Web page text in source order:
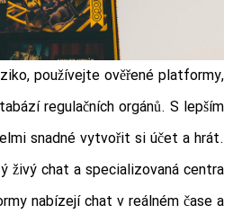
používejte ověřené platformy,
regulačních orgánů. S lepším
snadné vytvořit si účet a hrát.
živý chat a specializovaná centra
nabízejí chat v reálném čase a